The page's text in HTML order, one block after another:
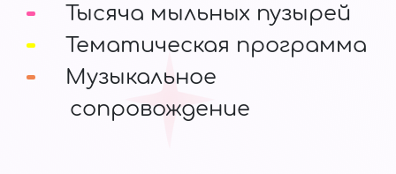
Тысяча мыльных пузырей
Тематическая программа
Музыкальное
сопровождение